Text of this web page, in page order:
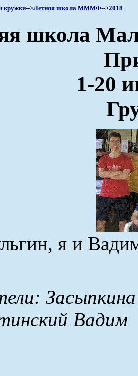
кружки-->Летняя школа МММФ-->2018
школа
1-20
я и
Вадим